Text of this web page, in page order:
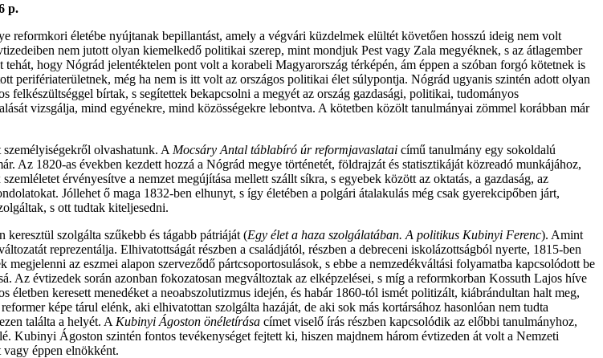
p.
életébe nyújtanak bepillantást, amely a végvári küzdelmek elültét követően hosszú ideig nem volt
nem jutott olyan kiemelkedő politikai szerep, mint mondjuk Pest vagy Zala megyéknek, s az átlagember
hogy Nógrád jelentéktelen pont volt a korabeli Magyarország térképén, ám éppen a szóban forgó kötetnek is
perifériaterületnek, még ha nem is itt volt az országos politikai élet súlypontja. Nógrád ugyanis szintén adott olyan
bírtak, s segítettek bekapcsolni a megyét az ország gazdasági, politikai, tudományos
vizsgálja, mind egyénekre, mind közösségekre lebontva. A kötetben közölt tanulmányai zömmel korábban már
olvashatunk. A Mocsáry Antal táblabíró úr reformjavaslatai című tanulmány egy sokoldalú
Az 1820-as években kezdett hozzá a Nógrád megye történetét, földrajzát és statisztikáját közreadó munkájához,
érvényesítve a nemzet megújítása mellett szállt síkra, s egyebek között az oktatás, a gazdaság, az
Jóllehet ő maga 1832-ben elhunyt, s így életében a polgári átalakulás még csak gyerekcipőben járt,
s ott tudtak kiteljesedni.
szolgálta szűkebb és tágabb pátriáját (Egy élet a haza szolgálatában. A politikus Kubinyi Ferenc). Amint
reprezentálja. Elhivatottságát részben a családjától, részben a debreceni iskolázottságból nyerte, 1815-ben
az eszmei alapon szerveződő pártcsoportosulások, s ebbe a nemzedékváltási folyamatba kapcsolódott be
évtizedek során azonban fokozatosan megváltoztak az elképzelései, s míg a reformkorban Kossuth Lajos híve
keresett menedéket a neoabszolutizmus idején, és habár 1860-tól ismét politizált, kiábrándultan halt meg,
képe tárul elénk, aki elhivatottan szolgálta hazáját, de aki sok más kortársához hasonlóan nem tudta
találta a helyét. A Kubinyi Ágoston önéletírása címet viselő írás részben kapcsolódik az előbbi tanulmányhoz,
Kubinyi Ágoston szintén fontos tevékenységet fejtett ki, hiszen majdnem három évtizeden át volt a Nemzeti
vagy éppen elnökként.